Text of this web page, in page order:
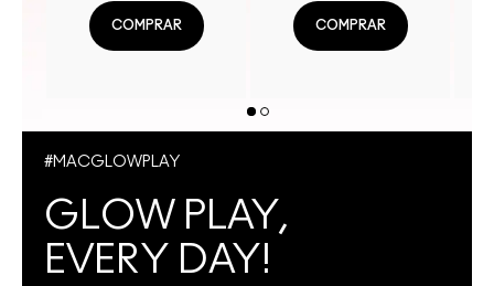
COMPRAR COMPRAR
#MACGLOWPLAY
GLOW PLAY,
EVERY DAY!